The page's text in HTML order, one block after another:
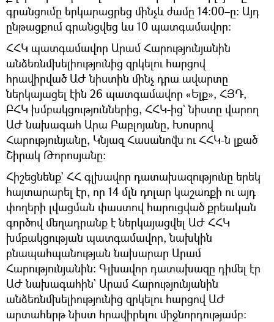
գրանցումը երկարացրեց մինչև ժամը 14։00–ը։ Այդ
ընթացքում գրանցվեց ևս 10 պատգամավոր։
ՀՀԿ պատգամավոր Արամ Հարությունյանին
անձեռնմխելիությունից զրկելու հարցով
հրավիրված ԱԺ նիստին մինչ դրա ավարտը
ներկայացել էին 26 պատգամավոր «Ելք», ՀՅԴ,
ԲՀԿ խմբակցություններից, ՀՀԿ-ից` նիստը վարող
ԱԺ նախագահ Արա Բաբլոյանը, Խոսրով
Հարությունյանը, Կնյազ Հասանովն ու ՀՀԿ-ն լքած
Շիրակ Թորոսյանը:
Հիշեցնենք` ՀՀ գլխավոր դատախազությունը երեկ
հայտարարել էր, որ 14 մլն դոլար կաշառքի ու այդ
փողերի լվացման փաստով հարուցված քրեական
գործով մեղադրանք է ներկայացվել ԱԺ ՀՀԿ
խմբակցության պատգամավոր, նախկին
բնապահպանության նախարար Արամ
Հարությունյանին։ Գլխավոր դատախազը դիմել էր
ԱԺ նախագահին` Արամ Հարությունյանին
անձեռնմխելիությունից զրկելու հարցով ԱԺ
արտահերթ նիստ հրավիրելու միջնորդությամբ: